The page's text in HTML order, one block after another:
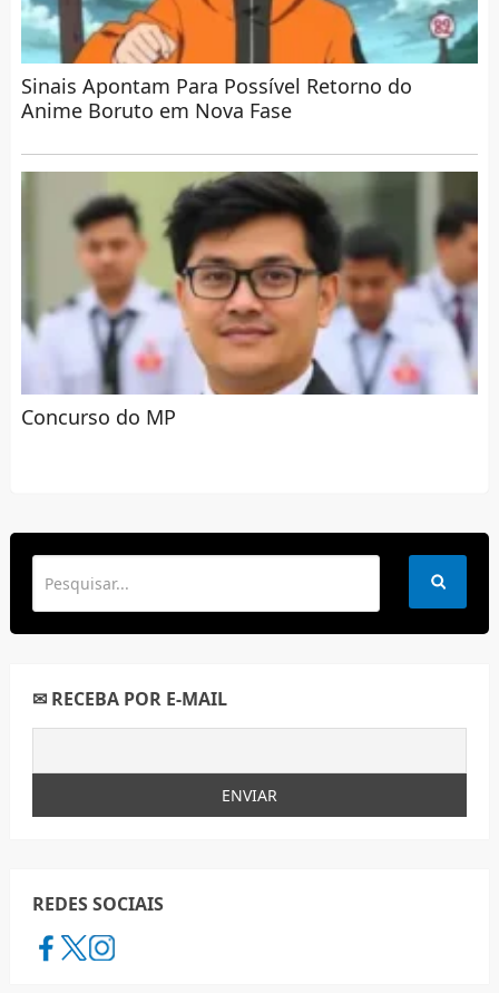
Sinais Apontam Para Possível Retorno do
Anime Boruto em Nova Fase
Concurso do MP
✉ RECEBA POR E-MAIL
REDES SOCIAIS